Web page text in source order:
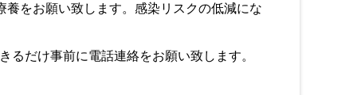
をお願い致します。感染リスクの低減にな
だけ事前に電話連絡をお願い致します。